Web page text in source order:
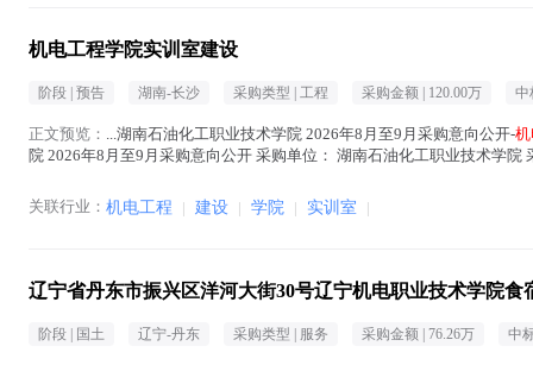
机电工程学院实训室建设
阶段 | 预告 湖南-长沙 采购类型 | 工程 采购金额 | 120.00万 中
正文预览： ...湖南石油化工职业技术学院 2026年8月至9月采购意向公开-
院 2026年8月至9月采购意向公开 采购单位： 湖南石油化工职业技术学院
关联行业： 机电工程 | 建设 | 学院 | 实训室 |
辽宁省丹东市振兴区洋河大街30号辽宁机电职业技术学院食
阶段 | 国土 辽宁-丹东 采购类型 | 服务 采购金额 | 76.26万 中